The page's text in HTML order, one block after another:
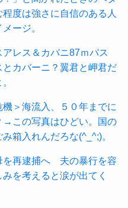
度は強さに自信のある人
ージ。
レス＆カバニ87ｍパス
カバーニ？翼君と岬君だ
機＞海流入、５０年までに
→この写真はひどい。国の
箱入れんだろな(^_^;)。
を再逮捕へ 夫の暴行を容
を考えると涙が出てく